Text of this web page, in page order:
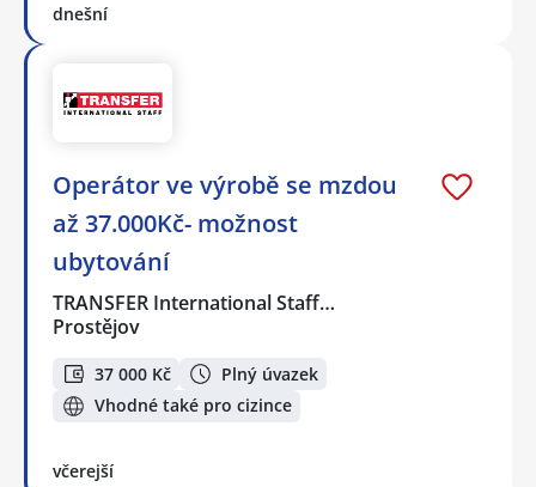
dnešní
Operátor ve výrobě se mzdou
až 37.000Kč- možnost
ubytování
TRANSFER International Staff…
Prostějov
37 000 Kč
Plný úvazek
Vhodné také pro cizince
včerejší